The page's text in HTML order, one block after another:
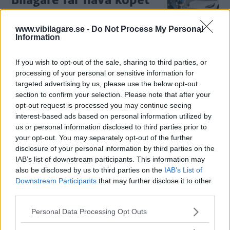
www.vibilagare.se - Do Not Process My Personal
Information
If you wish to opt-out of the sale, sharing to third parties, or
processing of your personal or sensitive information for
targeted advertising by us, please use the below opt-out
section to confirm your selection. Please note that after your
opt-out request is processed you may continue seeing
interest-based ads based on personal information utilized by
us or personal information disclosed to third parties prior to
your opt-out. You may separately opt-out of the further
disclosure of your personal information by third parties on the
IAB’s list of downstream participants. This information may
also be disclosed by us to third parties on the IAB’s List of
Downstream Participants that may further disclose it to other
Please note that this website/app uses one or more Google
Personal Data Processing Opt Outs
– fel uppgifter om
släpvikt
eftersom uppgifterna om släpvikt i annonsen kunde
misstolkas. Nu ska bilhandlaren se över sina annonser efter
ARN:s beslut.
1 kommentarer Gasa (7) Bromsa (3)
Tesla Model 3: Värmen
försvann – och kom
tillbaka
LÅNGTEST 20 juni 2025 Ett jobbigt problem i vår Tesla Model
3 fixade sig självt.
4 kommentarer Gasa (3) Bromsa (7)